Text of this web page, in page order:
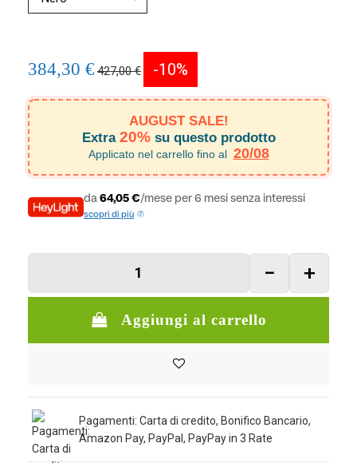
384,30 €427,00 € -10%
AUGUST SALE!
Extra 20%su questo prodotto
Applicato nel carrello fino al 20/08
da 64,05 €/mese per 6 mesi senza interessi
scopri di più
Aggiungi al carrello
Pagamenti: Carta di credito, Bonifico Bancario,
Amazon Pay, PayPal, PayPay in 3 Rate